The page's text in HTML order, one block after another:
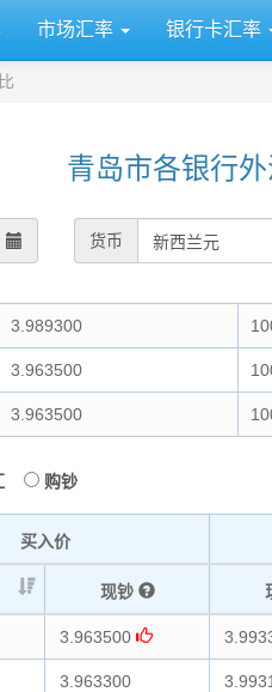
市场汇率 银行卡汇率
青岛市各银行
货币
3.989300
3.963500
3.963500
购钞
买入价
现钞
3.963500
3.963300